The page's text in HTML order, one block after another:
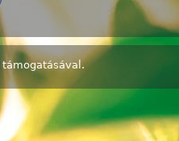
támogatásával.